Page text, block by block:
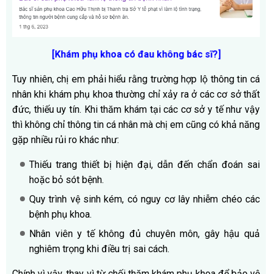
[Khám phụ khoa có đau không bác sĩ?]
Tuy nhiên, chị em phải hiểu rằng trường hợp lộ thông tin cá
nhân khi khám phụ khoa thường chỉ xảy ra ở các cơ sở thất
đức, thiếu uy tín. Khi thăm khám tại các cơ sở y tế như vậy
thì không chỉ thông tin cá nhân mà chị em cũng có khả năng
gặp nhiều rủi ro khác như:
Thiếu trang thiết bị hiện đại, dẫn đến chẩn đoán sai
hoặc bỏ sót bệnh.
Quy trình vệ sinh kém, có nguy cơ lây nhiễm chéo các
bệnh phụ khoa.
Nhân viên y tế không đủ chuyên môn, gây hậu quả
nghiêm trọng khi điều trị sai cách.